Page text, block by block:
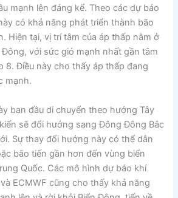
mạnh lên đáng kể. Theo các dự báo
có khả năng phát triển thành bão
Hiện tại, vị trí tâm của áp thấp nằm ở
Đông, với sức gió mạnh nhất gần tâm
8. Điều này cho thấy áp thấp đang
mạnh.
ban đầu di chuyển theo hướng Tây
sẽ đổi hướng sang Đông Đông Bắc
Sự thay đổi hướng này có thể dẫn
bão tiến gần hơn đến vùng biển
Quốc. Các mô hình dự báo khí
ECMWF cũng cho thấy khả năng